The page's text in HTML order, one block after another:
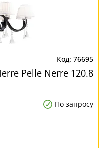
76695
Pelle Nerre 120.8
По запросу